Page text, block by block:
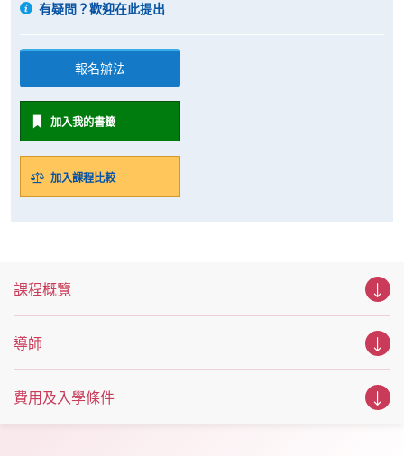
有疑問？歡迎在此提出
報名辦法
加入我的書籤
加入課程比較
課程概覽
導師
費用及入學條件